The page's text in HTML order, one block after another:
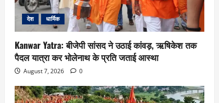
देश धार्मिक
Kanwar Yatra: बीजेपी सांसद ने उठाई कांवड़, ऋषिकेश तक
पैदल यात्रा कर भोलेनाथ के प्रति जताई आस्था
August 7, 2026 0